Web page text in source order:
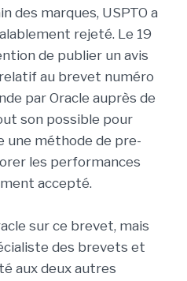
des marques, USPTO a
rejeté. Le 19
de publier un avis
au brevet numéro
par Oracle auprès de
son possible pour
une méthode de pre-
les performances
accepté.
sur ce brevet, mais
des brevets et
aux deux autres